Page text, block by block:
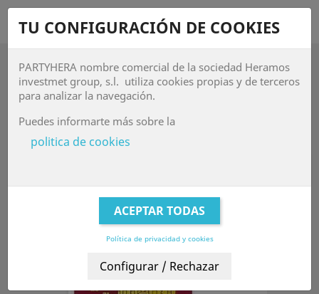
 

BANDERAS
Mostrando 1-3 de 3 artículo(s)
TU CONFIGURACIÓN DE COOKIES
PARTYHERA nombre comercial de la sociedad Heramos
investmet group, s.l. utiliza cookies propias y de terceros
para analizar la navegación.
Puedes informarte más sobre la
politica de cookies
Política de privacidad y cookies